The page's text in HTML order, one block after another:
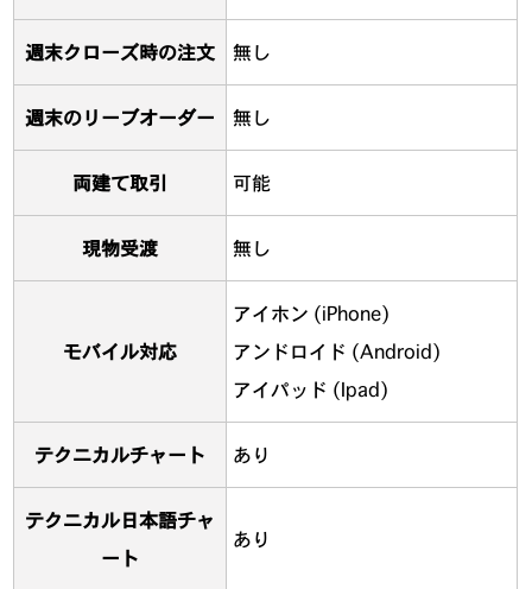
週末クローズ時の注文 無し
週末のリーブオーダー 無し
両建て取引 可能
現物受渡 無し
モバイル対応
アイホン (iPhone)
アンドロイド (Android)
アイパッド (Ipad)
テクニカルチャート あり
テクニカル日本語チャ
ート
あり